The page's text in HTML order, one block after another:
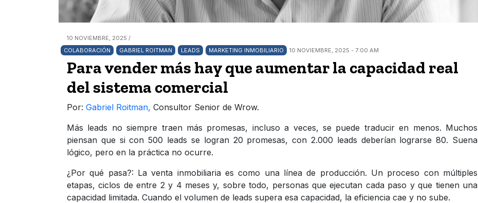
10 NOVIEMBRE, 2025 /
COLABORACIÓN
GABRIEL ROITMAN LEADS MARKETING INMOBILIARIO 10 NOVIEMBRE, 2025 - 7:00 AM
Para vender más hay que aumentar la capacidad real
del sistema comercial
Por: Gabriel Roitman, Consultor Senior de Wrow.
Más leads no siempre traen más promesas, incluso a veces, se puede traducir en menos. Muchos
piensan que si con 500 leads se logran 20 promesas, con 2.000 leads deberían lograrse 80. Suena
lógico, pero en la práctica no ocurre.
¿Por qué pasa?: La venta inmobiliaria es como una línea de producción. Un proceso con múltiples
etapas, ciclos de entre 2 y 4 meses y, sobre todo, personas que ejecutan cada paso y que tienen una
capacidad limitada. Cuando el volumen de leads supera esa capacidad, la eficiencia cae y no sube.